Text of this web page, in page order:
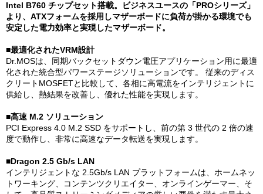
Intel B760 チップセット搭載。ビジネスユースの「PROシリーズ」
より、ATXフォームを採用しマザーボードに負荷が掛かる環境でも
安定した電力効率と実現したマザーボード。
■最適化されたVRM設計
Dr.MOSは、同期バックセットダウン電圧アプリケーション用に最適
化された統合型パワーステージソリューションです。 従来のディス
クリートMOSFETと比較して、各相に高電流をインテリジェントに
供給し、熱結果を改善し、優れた性能を実現します。
■高速 M.2 ソリューション
PCI Express 4.0 M.2 SSD をサポートし、前の第 3 世代の 2 倍の速
度で動作し、非常に高速なデータ転送を実現します。
■Dragon 2.5 Gb/s LAN
インテリジェントな 2.5Gb/s LAN プラットフォームは、ホームネッ
トワーキング、コンテンツクリエイター、オンラインゲーマー、そ